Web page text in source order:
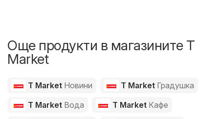
Още продукти в магазините T
Market
T Market Новини T Market Градушка
T Market Вода T Market Кафе